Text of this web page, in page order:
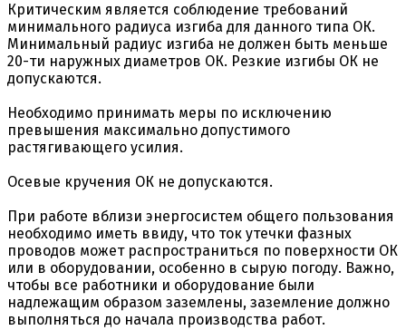
Критическим является соблюдение требований
минимального радиуса изгиба для данного типа ОК.
Минимальный радиус изгиба не должен быть меньше
20-ти наружных диаметров ОК. Резкие изгибы ОК не
допускаются.
Необходимо принимать меры по исключению
превышения максимально допустимого
растягивающего усилия.
Осевые кручения ОК не допускаются.
При работе вблизи энергосистем общего пользования
необходимо иметь ввиду, что ток утечки фазных
проводов может распространиться по поверхности ОК
или в оборудовании, особенно в сырую погоду. Важно,
чтобы все работники и оборудование были
надлежащим образом заземлены, заземление должно
выполняться до начала производства работ.